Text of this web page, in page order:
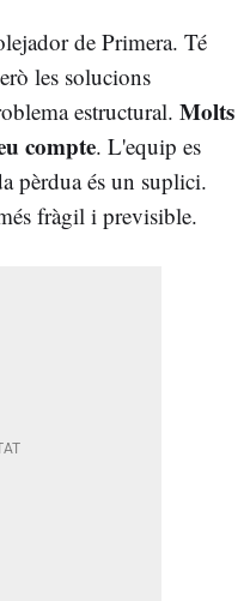
de Primera. Té
les solucions
estructural. Molts
compte. L'equip es
pèrdua és un suplici.
fràgil i previsible.